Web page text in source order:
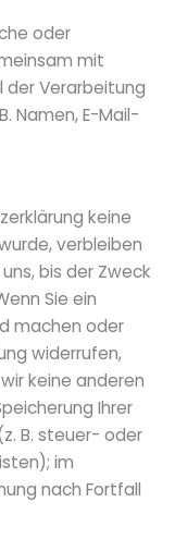
oder
mit
der Verarbeitung
Namen, E-Mail-
keine
verbleiben
bis der Zweck
Sie ein
machen oder
widerrufen,
keine anderen
Ihrer
B. steuer- oder
im
nach Fortfall